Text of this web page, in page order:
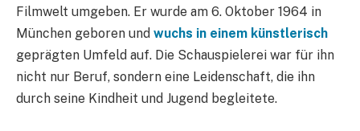
Filmwelt umgeben. Er wurde am 6. Oktober 1964 in
München geboren und wuchs in einem künstlerisch
geprägten Umfeld auf. Die Schauspielerei war für ihn
nicht nur Beruf, sondern eine Leidenschaft, die ihn
durch seine Kindheit und Jugend begleitete.